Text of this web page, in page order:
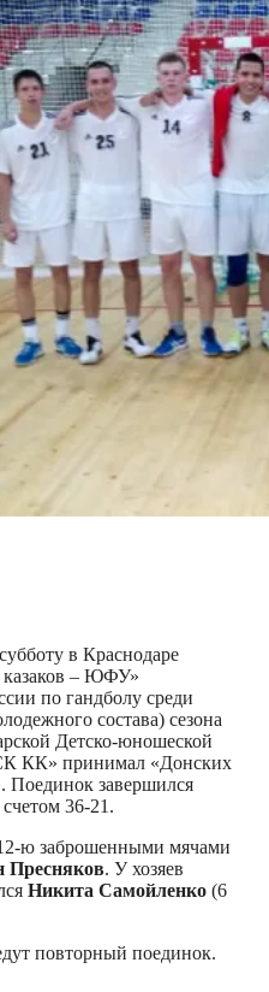
в Краснодаре
казаков – ЮФУ»
по гандболу среди
состава) сезона
Детско-юношеской
КК» принимал «Донских
завершился
36-21.
ю заброшенными мячами
Пресняков. У хозяев
Никита Самойленко (6
повторный поединок.